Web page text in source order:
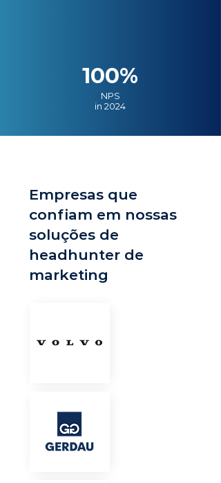
100%
NPS
in 2024
Empresas que
confiam em nossas
soluções de
headhunter de
marketing